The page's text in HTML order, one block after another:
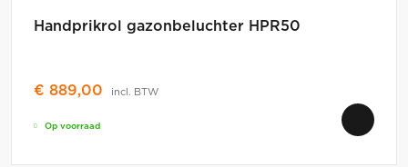
Handprikrol gazonbeluchter HPR50
€ 889,00 incl. BTW
Op voorraad